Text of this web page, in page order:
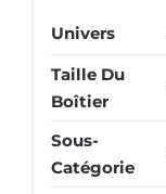
Univers
Taille Du
Boîtier
Sous-
Catégorie